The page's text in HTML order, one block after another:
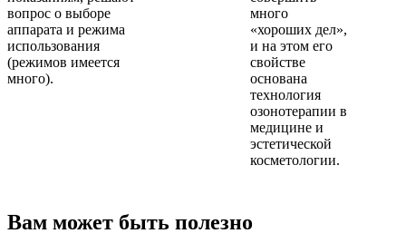
вопрос о выборе
аппарата и режима
использования
(режимов имеется
много).
много
«хороших дел»,
и на этом его
свойстве
основана
технология
озонотерапии в
медицине и
эстетической
косметологии.
Вам может быть полезно